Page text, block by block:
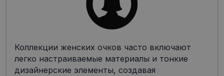
Коллекции женских очков часто включают
легко настраиваемые материалы и тонкие
дизайнерские элементы, создавая